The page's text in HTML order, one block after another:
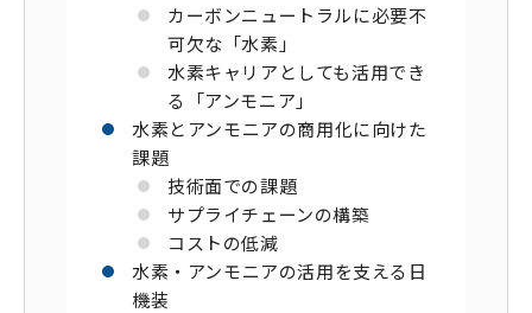
カーボンニュートラルに必要不
可欠な「水素」
水素キャリアとしても活用でき
る「アンモニア」
水素とアンモニアの商用化に向けた
課題
技術面での課題
サプライチェーンの構築
コストの低減
水素・アンモニアの活用を支える日
機装